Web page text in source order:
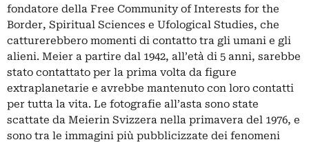
fondatore della Free Community of Interests for the
Border, Spiritual Sciences e Ufological Studies, che
catturerebbero momenti di contatto tra gli umani e gli
alieni. Meier a partire dal 1942, all’età di 5 anni, sarebbe
stato contattato per la prima volta da figure
extraplanetarie e avrebbe mantenuto con loro contatti
per tutta la vita. Le fotografie all’asta sono state
scattate da Meierin Svizzera nella primavera del 1976, e
sono tra le immagini più pubblicizzate dei fenomeni